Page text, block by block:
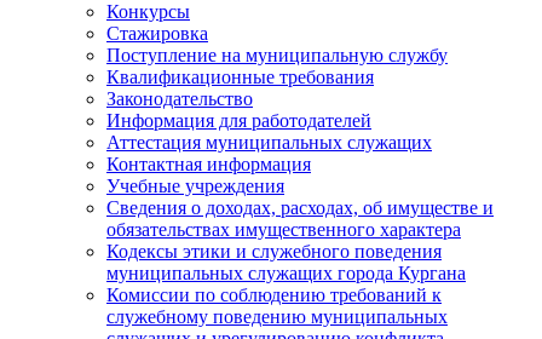
Конкурсы
Стажировка
Поступление на муниципальную службу
Квалификационные требования
Законодательство
Информация для работодателей
Аттестация муниципальных служащих
Контактная информация
Учебные учреждения
Сведения о доходах, расходах, об имуществе и
обязательствах имущественного характера
Кодексы этики и служебного поведения
муниципальных служащих города Кургана
Комиссии по соблюдению требований к
служебному поведению муниципальных